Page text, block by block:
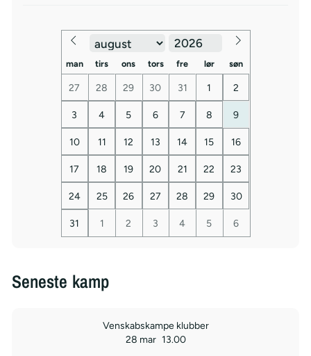
man tirs ons tors fre lør søn
27 28 29 30 31 1 2
3 4 5 6 7 8 9
10 11 12 13 14 15 16
17 18 19 20 21 22 23
24 25 26 27 28 29 30
31 1 2 3 4 5 6
Seneste kamp
Venskabskampe klubber
28 mar 13.00